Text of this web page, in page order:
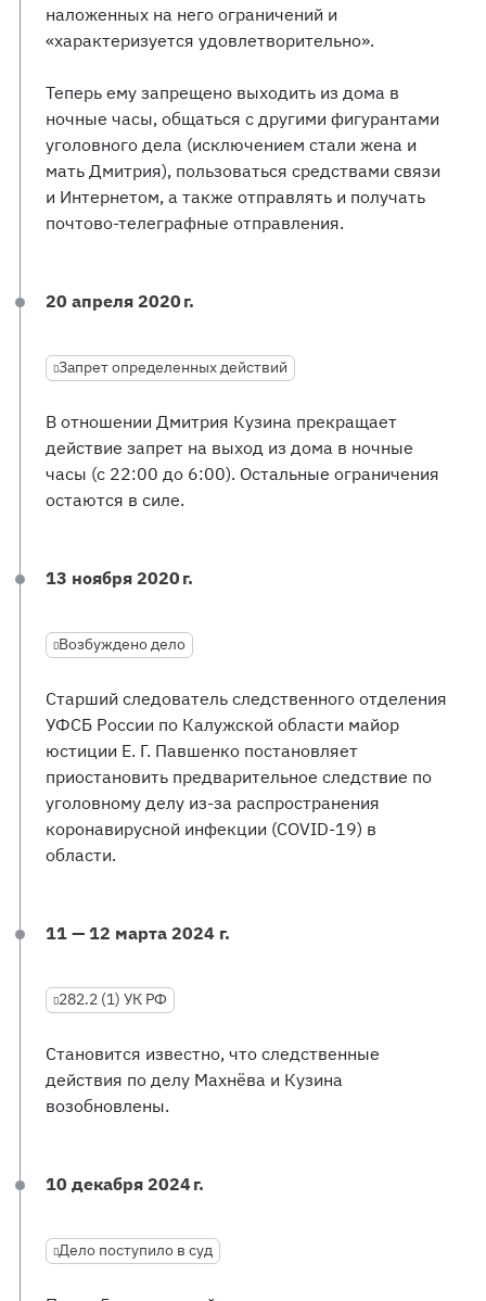
наложенных на него ограничений и
«характеризуется удовлетворительно».
Теперь ему запрещено выходить из дома в
ночные часы, общаться с другими фигурантами
уголовного дела (исключением стали жена и
мать Дмитрия), пользоваться средствами связи
и Интернетом, а также отправлять и получать
почтово-телеграфные отправления.
20 апреля 2020 г.
Запрет определенных действий
В отношении Дмитрия Кузина прекращает
действие запрет на выход из дома в ночные
часы (с 22:00 до 6:00). Остальные ограничения
остаются в силе.
13 ноября 2020 г.
Возбуждено дело
Старший следователь следственного отделения
УФСБ России по Калужской области майор
юстиции Е. Г. Павшенко постановляет
приостановить предварительное следствие по
уголовному делу из-за распространения
коронавирусной инфекции (COVID-19) в
области.
11 — 12 марта 2024 г.
282.2 (1) УК РФ
Становится известно, что следственные
действия по делу Махнёва и Кузина
возобновлены.
10 декабря 2024 г.
Дело поступило в суд